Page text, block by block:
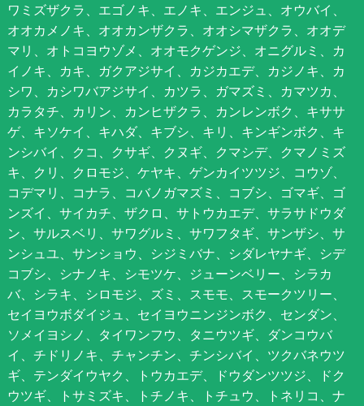
ワミズザクラ、エゴノキ、エノキ、エンジュ、オウバイ、
オオカメノキ、オオカンザクラ、オオシマザクラ、オオデ
マリ、オトコヨウゾメ、オオモクゲンジ、オニグルミ、カ
イノキ、カキ、ガクアジサイ、カジカエデ、カジノキ、カ
シワ、カシワバアジサイ、カツラ、ガマズミ、カマツカ、
カラタチ、カリン、カンヒザクラ、カンレンボク、キササ
ゲ、キソケイ、キハダ、キブシ、キリ、キンギンボク、キ
ンシバイ、クコ、クサギ、クヌギ、クマシデ、クマノミズ
キ、クリ、クロモジ、ケヤキ、ゲンカイツツジ、コウゾ、
コデマリ、コナラ、コバノガマズミ、コブシ、ゴマギ、ゴ
ンズイ、サイカチ、ザクロ、サトウカエデ、サラサドウダ
ン、サルスベリ、サワグルミ、サワフタギ、サンザシ、サ
ンシュユ、サンショウ、シジミバナ、シダレヤナギ、シデ
コブシ、シナノキ、シモツケ、ジューンベリー、シラカ
バ、シラキ、シロモジ、ズミ、スモモ、スモークツリー、
セイヨウボダイジュ、セイヨウニンジンボク、センダン、
ソメイヨシノ、タイワンフウ、タニウツギ、ダンコウバ
イ、チドリノキ、チャンチン、チンシバイ、ツクバネウツ
ギ、テンダイウヤク、トウカエデ、ドウダンツツジ、ドク
ウツギ、トサミズキ、トチノキ、トチュウ、トネリコ、ナ